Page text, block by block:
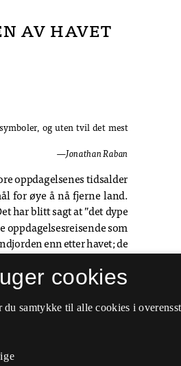
cookies
samtykke til alle cookies i